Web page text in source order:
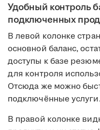
Удобный контроль
подключенных
В левой колонке
основной баланс,
доступы к базе
для контроля
Отсюда же можно
подключённые услуги.
В правой колонке